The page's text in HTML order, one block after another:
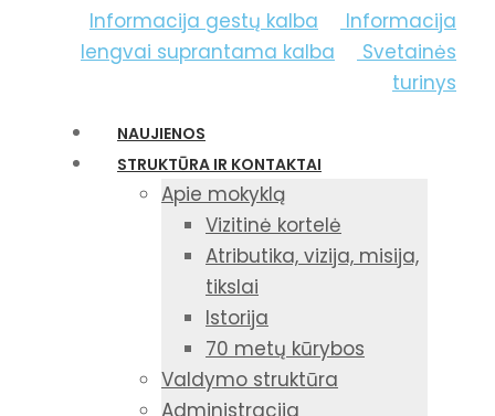
Informacija gestų kalba
Informacija
lengvai suprantama kalba
Svetainės
turinys
NAUJIENOS
STRUKTŪRA IR KONTAKTAI
Apie mokyklą
Vizitinė kortelė
Atributika, vizija, misija,
tikslai
Istorija
70 metų kūrybos
Valdymo struktūra
Administracija